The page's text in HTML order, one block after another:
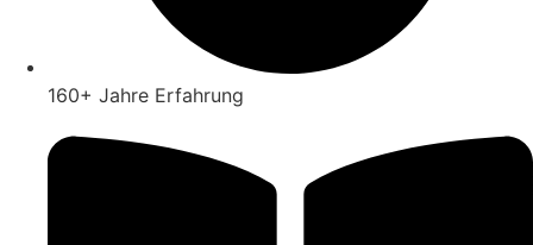
160+ Jahre Erfahrung